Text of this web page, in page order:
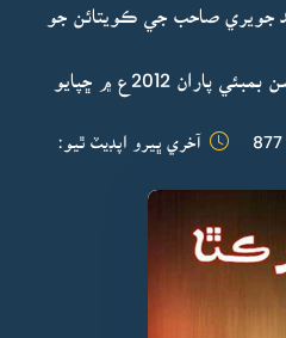
جويري صاحب جي ڪويتائن جو
هي ڪتاب ساهت سنڌو پبليڪيشن بمبئي پاران 2012ع ۾ ڇپايو
877 آخري ڀيرو اپڊيٽ ٿيو: